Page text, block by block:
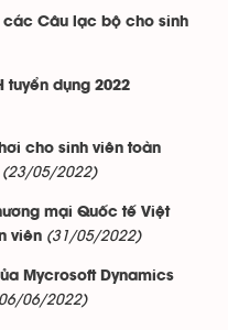
các Câu lạc bộ cho sinh
tuyển dụng 2022
cho sinh viên toàn
(23/05/2022)
mại Quốc tế Việt
viên (31/05/2022)
Mycrosoft Dynamics
06/2022)